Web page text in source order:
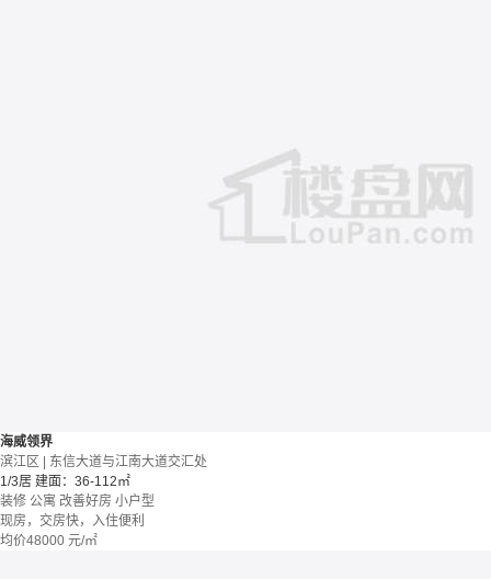
海威领界
滨江区 | 东信大道与江南大道交汇处
1/3居 建面：36-112㎡
装修 公寓 改善好房 小户型
现房，交房快，入住便利
均价48000 元/㎡